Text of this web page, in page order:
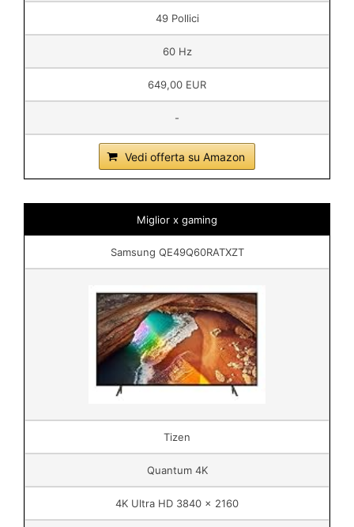
49 Pollici
60 Hz
649,00 EUR
-
Vedi offerta su Amazon
Miglior x gaming
Samsung QE49Q60RATXZT
Tizen
Quantum 4K
4K Ultra HD 3840 x 2160